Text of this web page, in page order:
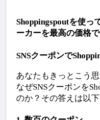
Shoppingspoutを使っ
ーカーを最高の価格
SNSクーポンで
あなたもきっとこう
なぜSNSクーポンを
のか？その答えは以下